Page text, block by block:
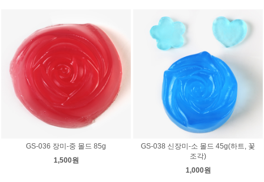
GS-036 장미-중 몰드 85g
1,500원
GS-038 신장미-소 몰드 45g(하트, 꽃
조각)
1,000원